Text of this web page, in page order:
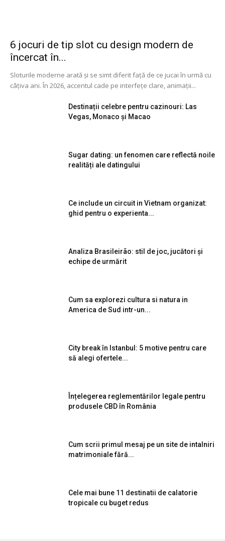
6 jocuri de tip slot cu design modern de
încercat în...
Sloturile moderne arată și se simt diferit față de ce jucai în urmă cu
câțiva ani. În 2026, accentul cade pe interfețe clare, animații...
Destinații celebre pentru cazinouri: Las
Vegas, Monaco și Macao
Sugar dating: un fenomen care reflectă noile
realități ale datingului
Ce include un circuit in Vietnam organizat:
ghid pentru o experienta...
Analiza Brasileirão: stil de joc, jucători și
echipe de urmărit
Cum sa explorezi cultura si natura in
America de Sud intr-un...
City break în Istanbul: 5 motive pentru care
să alegi ofertele...
Înțelegerea reglementărilor legale pentru
produsele CBD în România
Cum scrii primul mesaj pe un site de intalniri
matrimoniale fără...
Cele mai bune 11 destinatii de calatorie
tropicale cu buget redus